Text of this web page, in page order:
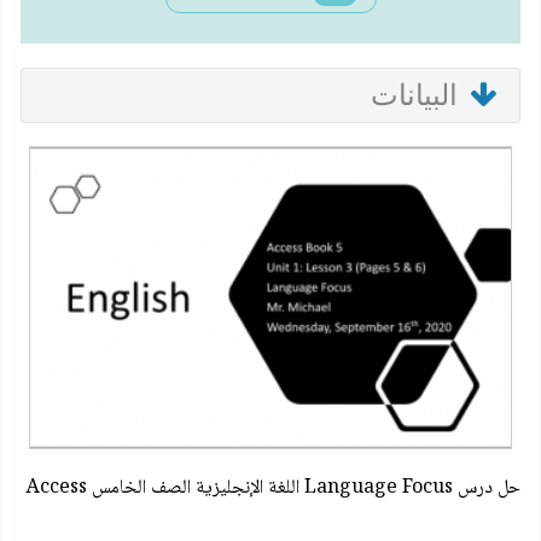
البيانات
حل درس Language Focus اللغة الإنجليزية الصف الخامس Access